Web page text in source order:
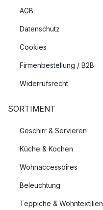
AGB
Datenschutz
Cookies
Firmenbestellung / B2B
Widerrufsrecht
SORTIMENT
Geschirr & Servieren
Küche & Kochen
Wohnaccessoires
Beleuchtung
Teppiche & Wohntextilien